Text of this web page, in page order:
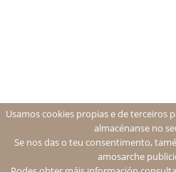
Usamos cookies propias e de terceiros
almacénanse no
Se nos das o teu consentimento,
amosarche